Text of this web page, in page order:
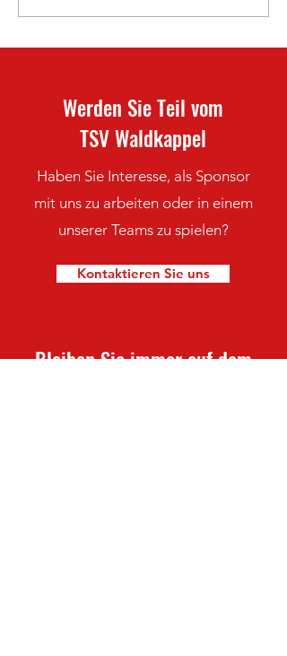
Werden Sie Teil vom
TSV Waldkappel
Haben Sie Interesse, als Sponsor
mit uns zu arbeiten oder in einem
unserer Teams zu spielen?
Kontaktieren Sie uns
Bleiben Sie immer auf dem